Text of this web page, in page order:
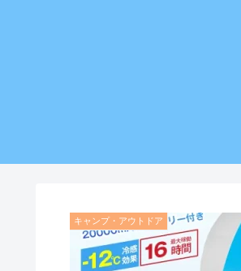
キャンプ・アウトドア